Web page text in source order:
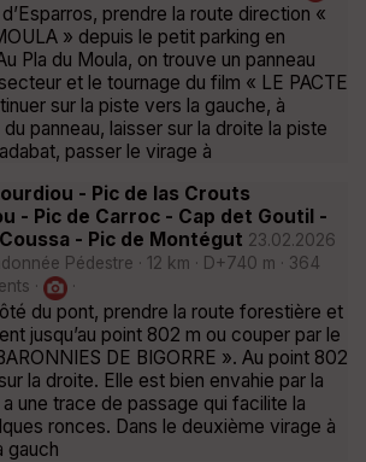
prendre la route direction «
» depuis le petit parking en
Pla du Moula, on trouve un panneau
et le tournage du film « LE PACTE
sur la piste vers la gauche, à
panneau, laisser sur la droite la piste
passer le virage à
- Pic de las Crouts
- Pic de Carroc - Cap det Goutil -
- Pic de Montégut 23.02.2026
Pédestre · 12 km · D+740 m · 364
·
·
du pont, prendre la route forestière et
jusqu’au point 802 m ou couper par le
DE BIGORRE ». Au point 802
la droite. Elle est bien envahie par la
une trace de passage qui facilite la
ronces. Dans le deuxième virage à
gauch